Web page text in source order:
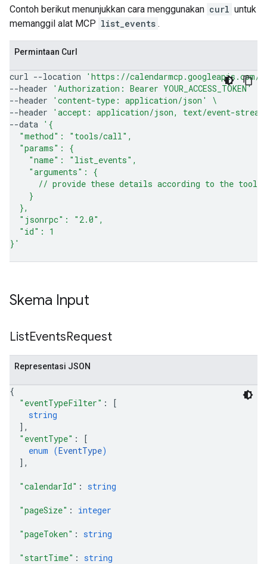
Contoh berikut menunjukkan cara menggunakan curl untuk
memanggil alat MCP list_events .
Permintaan Curl
curl --location
'https://calendarmcp.googleapis.com/
--header
'Authorization: Bearer YOUR_ACCESS_TOKEN'
--header
'content-type: application/json'
\
--header
'accept: application/json, text/event-
--data '{
  "method": "tools/call",
  "params": {
    "name": "list_events",
    "arguments": {
// provide these details according to the tool
    }
  },
  "jsonrpc": "2.0",
  "id": 1
}'
Skema Input
ListEventsRequest
Representasi JSON
{
"eventTypeFilter" :
[
string
] ,
"eventType" :
[
enum (EventType)
] ,
"calendarId" : string
"pageSize" : integer
"pageToken" : string
"startTime" : string